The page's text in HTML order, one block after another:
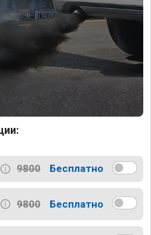
9800 Бесплатно
9800 Бесплатно